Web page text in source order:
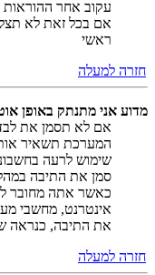
עקוב אחר ההוראות
אם בכל זאת לא
ראשי
חזרה למעלה
מדוע אני מתנתק באופן
אם לא תסמן את
המערכת תשאיר
שימוש לרעה
סמן את התיבה
כאשר אתה מחובר
אינטרנט, מחשבי
את התיבה, כנראה
חזרה למעלה